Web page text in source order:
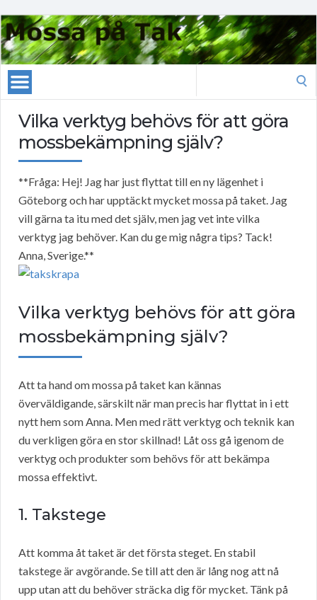
Vilka verktyg behövs för att göra
mossbekämpning själv?
**Fråga: Hej! Jag har just flyttat till en ny lägenhet i
Göteborg och har upptäckt mycket mossa på taket. Jag
vill gärna ta itu med det själv, men jag vet inte vilka
verktyg jag behöver. Kan du ge mig några tips? Tack!
Anna, Sverige.**
Vilka verktyg behövs för att göra
mossbekämpning själv?
Att ta hand om mossa på taket kan kännas
överväldigande, särskilt när man precis har flyttat in i ett
nytt hem som Anna. Men med rätt verktyg och teknik kan
du verkligen göra en stor skillnad! Låt oss gå igenom de
verktyg och produkter som behövs för att bekämpa
mossa effektivt.
1. Takstege
Att komma åt taket är det första steget. En stabil
takstege är avgörande. Se till att den är lång nog att nå
upp utan att du behöver sträcka dig för mycket. Tänk på